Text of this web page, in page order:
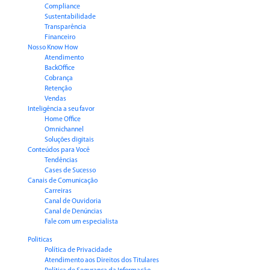
Compliance
Sustentabilidade
Transparência
Financeiro
Nosso Know How
Atendimento
BackOffice
Cobrança
Retenção
Vendas
Inteligência a seu favor
Home Office
Omnichannel
Soluções digitais
Conteúdos para Você
Tendências
Cases de Sucesso
Canais de Comunicação
Carreiras
Canal de Ouvidoria
Canal de Denúncias
Fale com um especialista
Politicas
Política de Privacidade
Atendimento aos Direitos dos Titulares